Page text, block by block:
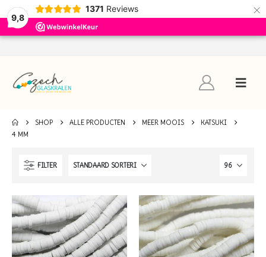
9,8
1371 Reviews ×
SHOP ALLE PRODUCTEN MEER MOOIS
KATSUKI
4 MM
FILTER